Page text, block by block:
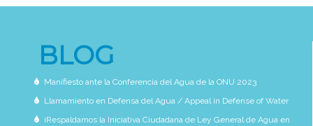
BLOG
Manifiesto ante la Conferencia del Agua de la ONU 2023
Llamamiento en Defensa del Agua / Appeal in Defense of Water
¡Respaldamos la Iniciativa Ciudadana de Ley General de Agua en